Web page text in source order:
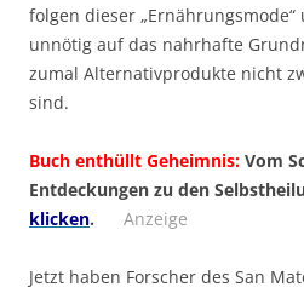
folgen dieser
unnötig auf das nahrhafte
zumal Alternativprodukte nicht
sind.
Buch enthüllt Geheimnis: Vom
Entdeckungen zu den
klicken. Anzeige
Jetzt haben Forscher des San